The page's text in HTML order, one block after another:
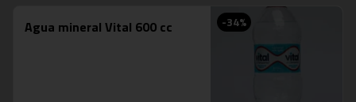
-34%
Agua mineral Vital 600 cc